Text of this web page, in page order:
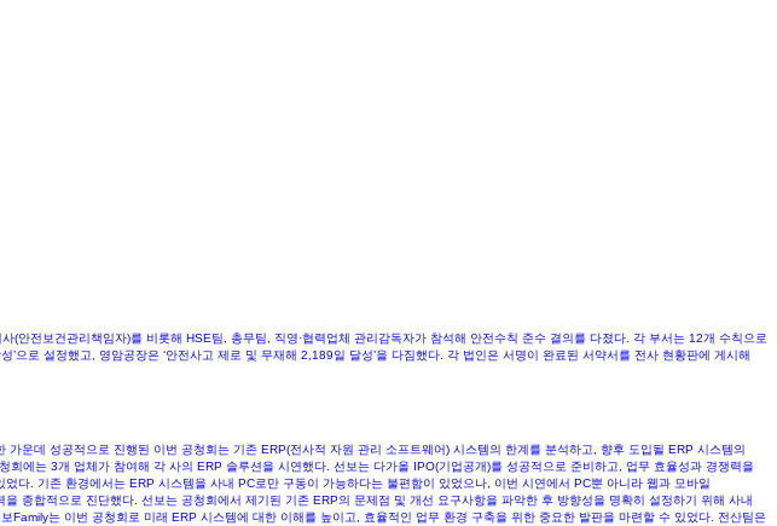
전보건관리책임자)를 비롯해 HSE팀, 총무팀, 직영·협력업체 관리감독자가 참석해 안전수칙 준수 결의를 다졌다. 각 부서는 12개 수칙으로
로 설정했고, 영암공장은 ‘안전사고 제로 및 무재해 2,189일 달성’을 다짐했다. 각 법인은 서명이 완료된 서약서를 전사 현황판에 게시해
데 성공적으로 진행된 이번 공청회는 기존 ERP(전사적 자원 관리 소프트웨어) 시스템의 한계를 분석하고, 향후 도입될 ERP 시스템의
에는 3개 업체가 참여해 각 사의 ERP 솔루션을 시연했다. 선보는 다가올 IPO(기업공개)를 성공적으로 준비하고, 업무 효율성과 경쟁력을
. 기존 환경에서는 ERP 시스템을 사내 PC로만 구동이 가능하다는 불편함이 있었으나, 이번 시연에서 PC뿐 아니라 웹과 모바일
종합적으로 진단했다. 선보는 공청회에서 제기된 기존 ERP의 문제점 및 개선 요구사항을 파악한 후 방향성을 명확히 설정하기 위해 사내
는 이번 공청회로 미래 ERP 시스템에 대한 이해를 높이고, 효율적인 업무 환경 구축을 위한 중요한 발판을 마련할 수 있었다. 전산팀은